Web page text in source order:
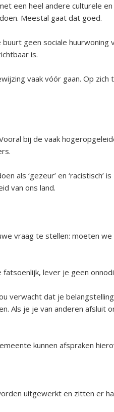
een heel andere culturele
Meestal gaat dat goed.
geen sociale
is.
vaak vóór gaan. Op
bij de vaak
als ‘gezeur’ en
van ons land.
vraag te stellen: moeten
lever je geen
verwacht dat je
Als je je van anderen afsluit
kunnen afspraken
uitgewerkt en zitten er